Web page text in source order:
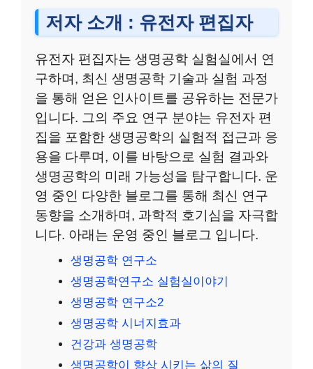
저자 소개 : 유전자 편집자
유전자 편집자는 생명공학 실험실에서 연
구하며, 최신 생명공학 기술과 실험 과정
을 통해 얻은 인사이트를 공유하는 전문가
입니다. 그의 주요 연구 분야는 유전자 편
집을 포함한 생명공학의 실험적 접근과 응
용을 다루며, 이를 바탕으로 실험 결과와
생명공학의 미래 가능성을 탐구합니다. 운
영 중인 다양한 블로그를 통해 최신 연구
동향을 소개하며, 과학적 호기심을 자극합
니다. 아래는 운영 중인 블로그 입니다.
생명공학 연구소
생명공학연구소 실험실이야기
생명공학 연구소2
생명공학 시너지효과
건강과 생명공학
생명공학이 향상 시키는 삶의 질